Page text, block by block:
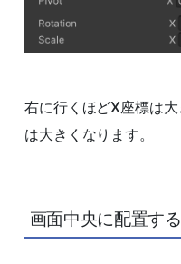
右に行くほどX座標は
は大きくなります。
画面中央に配置す